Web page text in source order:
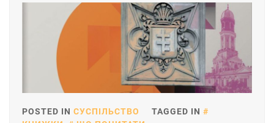
POSTED IN СУСПІЛЬСТВО
TAGGED IN